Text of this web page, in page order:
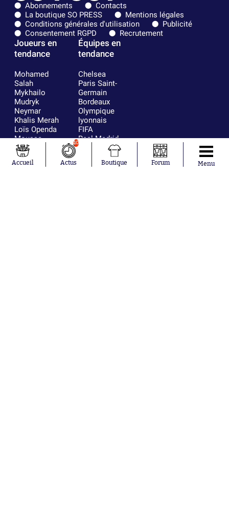
Abonnements
Contacts
La boutique SO PRESS
Mentions légales
Conditions générales d'utilisation
Publicité
Consentement RGPD
Recrutement
Joueurs en
tendance
Mohamed
Salah
Mykhailo
Mudryk
Neymar
Khalis Merah
Loïs Openda
Moussa
Niakhaté
Nicolás
Tagliafico
Équipes en
tendance
Chelsea
Paris Saint-
Germain
Bordeaux
Olympique
lyonnais
FIFA
Real Madrid
RC Strasbourg
France
Accueil
10
Actus Boutique Forum Menu